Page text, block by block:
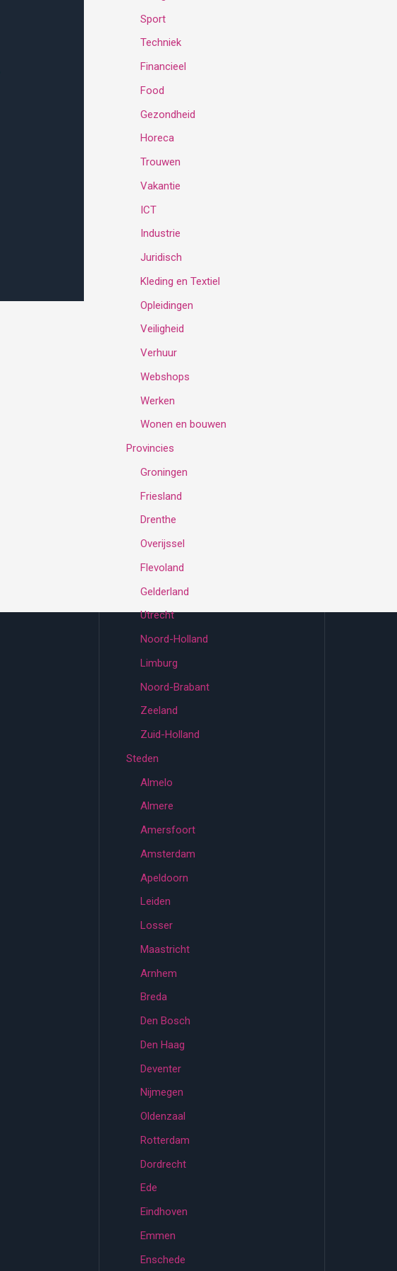
Sport
Techniek
Financieel
Food
Gezondheid
Horeca
Trouwen
Vakantie
ICT
Industrie
Juridisch
Kleding en Textiel
Opleidingen
Veiligheid
Verhuur
Webshops
Werken
Wonen en bouwen
Provincies
Groningen
Friesland
Drenthe
Overijssel
Flevoland
Gelderland
Utrecht
Noord-Holland
Limburg
Noord-Brabant
Zeeland
Zuid-Holland
Steden
Almelo
Almere
Amersfoort
Amsterdam
Apeldoorn
Leiden
Losser
Maastricht
Arnhem
Breda
Den Bosch
Den Haag
Deventer
Nijmegen
Oldenzaal
Rotterdam
Dordrecht
Ede
Eindhoven
Emmen
Enschede